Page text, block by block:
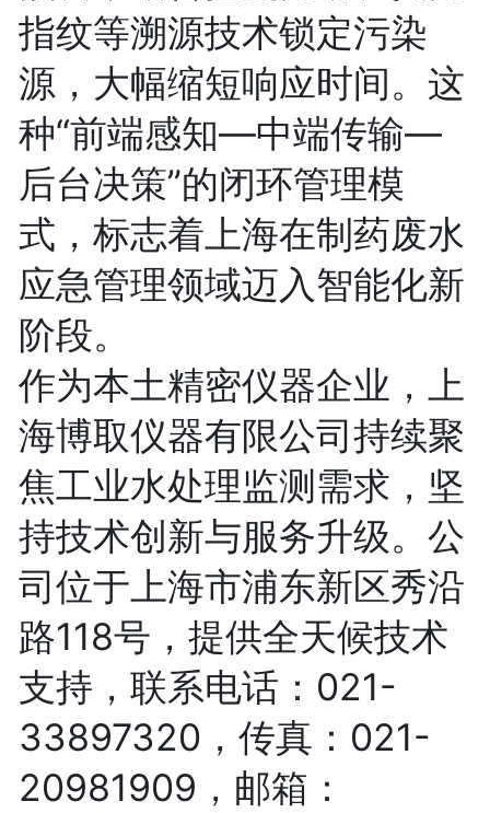
指纹等溯源技术锁定污染
源，大幅缩短响应时间。这
种“前端感知—中端传输—
后台决策”的闭环管理模
式，标志着上海在制药废水
应急管理领域迈入智能化新
阶段。
作为本土精密仪器企业，上
海博取仪器有限公司持续聚
焦工业水处理监测需求，坚
持技术创新与服务升级。公
司位于上海市浦东新区秀沿
路118号，提供全天候技术
支持，联系电话：021-
33897320，传真：021-
20981909，邮箱：